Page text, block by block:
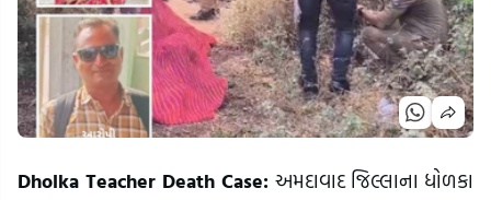
Dholka Teacher Death Case: અમદાવાદ જિલ્લાના ધોળકા